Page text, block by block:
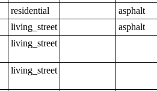
residential
asphalt
living_street
asphalt
living_street
living_street